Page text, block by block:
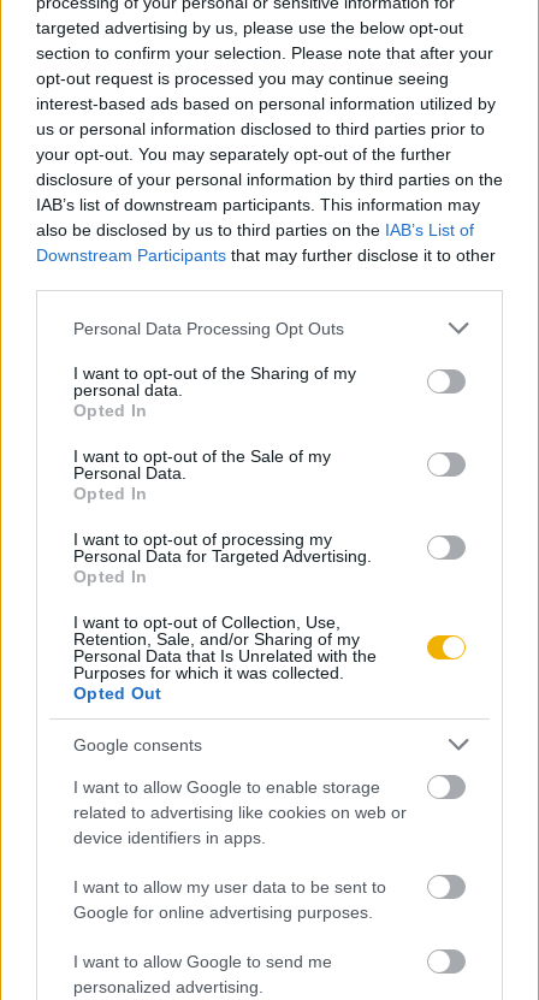
targeted advertising by us, please use the below opt-out
section to confirm your selection. Please note that after your
opt-out request is processed you may continue seeing
interest-based ads based on personal information utilized by
us or personal information disclosed to third parties prior to
your opt-out. You may separately opt-out of the further
disclosure of your personal information by third parties on the
IAB’s list of downstream participants. This information may
also be disclosed by us to third parties on the IAB’s List of
Downstream Participants that may further disclose it to other
Please note that this website/app uses one or more Google
not limited to your visit or usage behaviour. You may click to
grant or deny consent to Google and its third-party tags to
use your data for below specified purposes in below Google
consent section.
Personal Data Processing Opt Outs
I want to opt-out of the Sharing of my
personal data.
Opted In
I want to opt-out of the Sale of my
Personal Data.
Opted In
I want to opt-out of processing my
Personal Data for Targeted Advertising.
Opted In
I want to opt-out of Collection, Use,
Retention, Sale, and/or Sharing of my
Personal Data that Is Unrelated with the
Purposes for which it was collected.
Opted Out
Google consents
I want to allow Google to enable storage
related to advertising like cookies on web or
device identifiers in apps.
I want to allow my user data to be sent to
Google for online advertising purposes.
I want to allow Google to send me
personalized advertising.
dorgálásokkal... végtére mérsékletes veréssel” feddte meg a
csalódott férj.
Nemcsak a házasságnak, de még a házasságtörésnek is
lehettek gazdasági indítékai. A limpóci Krittin Mihály mindig
arról panaszkodott, hogy feleségével nem tudja gazdaságát
növelni, és – miként szeretôje vallotta – úgy vélte, hogy
A legújabb Rubicon-lapszámok
Több mint 370 korábbi lapszámunk
tartalma
Rubicon Online rovatok cikkei
Hirdetésmentes olvasó felület
Az első hónap csak 200 Ft-ba kerül. Próbálja
ki!
Már előfizetőnk?
Online-on, kattintson ide:BELÉPÉS.
Ha még nem
rendelkezik felhasználói fiókkal, kattintson ide:
Szerző
Tóth István György
Ismerje meg
A szerző cikkei